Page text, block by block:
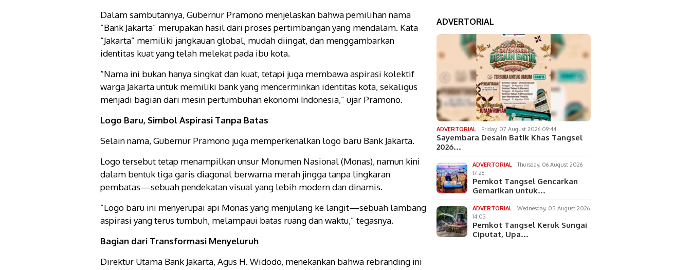
Dalam sambutannya, Gubernur Pramono menjelaskan bahwa pemilihan nama
“Bank Jakarta” merupakan hasil dari proses pertimbangan yang mendalam. Kata
“Jakarta” memiliki jangkauan global, mudah diingat, dan menggambarkan
identitas kuat yang telah melekat pada ibu kota.
“Nama ini bukan hanya singkat dan kuat, tetapi juga membawa aspirasi kolektif
warga Jakarta untuk memiliki bank yang mencerminkan identitas kota, sekaligus
menjadi bagian dari mesin pertumbuhan ekonomi Indonesia,” ujar Pramono.
Logo Baru, Simbol Aspirasi Tanpa Batas
Selain nama, Gubernur Pramono juga memperkenalkan logo baru Bank Jakarta.
Logo tersebut tetap menampilkan unsur Monumen Nasional (Monas), namun kini
dalam bentuk tiga garis diagonal berwarna merah jingga tanpa lingkaran
pembatas—sebuah pendekatan visual yang lebih modern dan dinamis.
“Logo baru ini menyerupai api Monas yang menjulang ke langit—sebuah lambang
aspirasi yang terus tumbuh, melampaui batas ruang dan waktu,” tegasnya.
Bagian dari Transformasi Menyeluruh
Direktur Utama Bank Jakarta, Agus H. Widodo, menekankan bahwa rebranding ini
ADVERTORIAL
ADVERTORIAL Friday, 07 August 2026 09:44
Sayembara Desain Batik Khas Tangsel
2026…
ADVERTORIAL
Thursday, 06 August 2026
17:26
Pemkot Tangsel Gencarkan
Gemarikan untuk…
ADVERTORIAL
Wednesday, 05 August 2026
14:03
Pemkot Tangsel Keruk Sungai
Ciputat, Upa…